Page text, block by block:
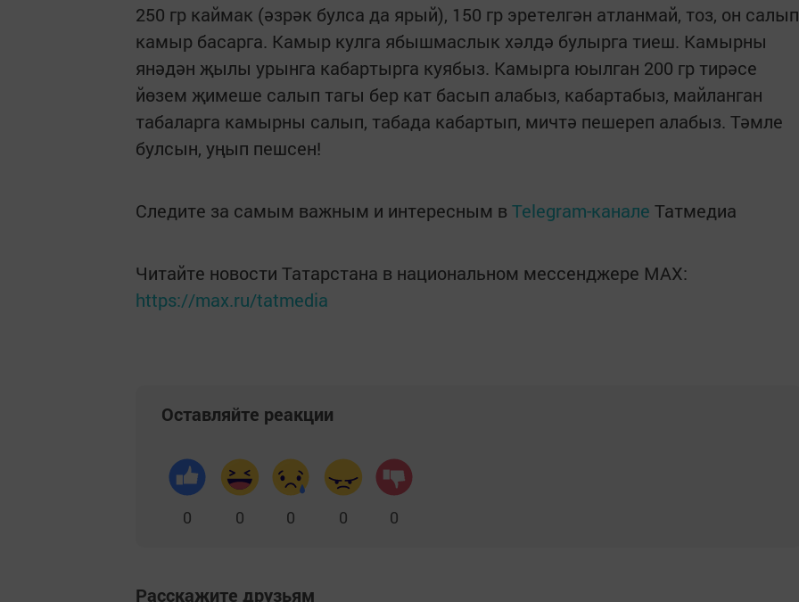
250 гр каймак (әзрәк булса да ярый), 150 гр эретелгән атланмай, тоз, он салып
камыр басарга. Камыр кулга ябышмаслык хәлдә булырга тиеш. Камырны
янәдән җылы урынга кабартырга куябыз. Камырга юылган 200 гр тирәсе
йөзем җимеше салып тагы бер кат басып алабыз, кабартабыз, майланган
табаларга камырны салып, табада кабартып, мичтә пешереп алабыз. Тәмле
булсын, уңып пешсен!
Следите за самым важным и интересным в Telegram-канале Татмедиа
Читайте новости Татарстана в национальном мессенджере MАХ:
https://max.ru/tatmedia
Оставляйте реакции
0 0 0 0 0
Расскажите друзьям